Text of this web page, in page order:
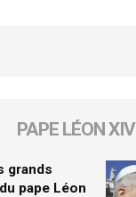
PAPE LÉON XIV
grands
pape Léon